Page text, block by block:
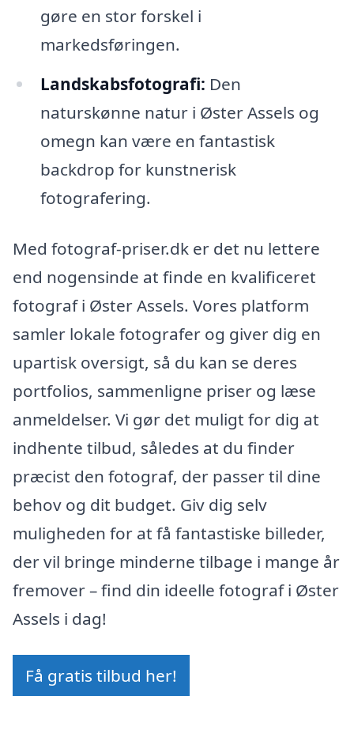
gøre en stor forskel i
markedsføringen.
Landskabsfotografi: Den
naturskønne natur i Øster Assels og
omegn kan være en fantastisk
backdrop for kunstnerisk
fotografering.
Med fotograf-priser.dk er det nu lettere
end nogensinde at finde en kvalificeret
fotograf i Øster Assels. Vores platform
samler lokale fotografer og giver dig en
upartisk oversigt, så du kan se deres
portfolios, sammenligne priser og læse
anmeldelser. Vi gør det muligt for dig at
indhente tilbud, således at du finder
præcist den fotograf, der passer til dine
behov og dit budget. Giv dig selv
muligheden for at få fantastiske billeder,
der vil bringe minderne tilbage i mange år
fremover – find din ideelle fotograf i Øster
Assels i dag!
Få gratis tilbud her!